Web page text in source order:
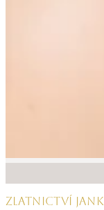
ZLATNICTVÍ